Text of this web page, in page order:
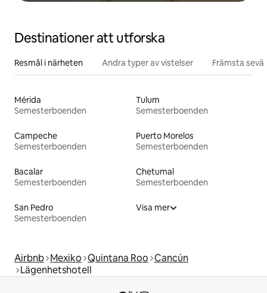
Destinationer att utforska
Resmål i närheten Andra typer av vistelser Främsta
Mérida
Semesterboenden
Tulum
Semesterboenden
Campeche
Semesterboenden
Puerto Morelos
Semesterboenden
Bacalar
Semesterboenden
Chetumal
Semesterboenden
San Pedro
Semesterboenden
Visa mer
Airbnb Mexiko Quintana Roo Cancún
Lägenhetshotell